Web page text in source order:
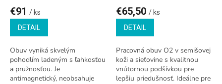
€91 / ks
DETAIL
Obuv vyniká skvelým
pohodlím ladeným s ľahkosťou
a pružnosťou. Je
antimagnetický, neobsahuje
€65,50 / ks
DETAIL
Pracovná obuv O2 v semišovej
koži a sieťovine s kvalitnou
vnútornou podšívkou pre
lepšiu priedušnosť. Ideálne pre